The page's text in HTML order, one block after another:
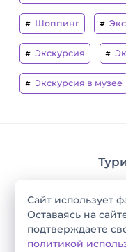
Шоппинг
Экскурсия
Экскурсия в музее
Telegram:
Сайт использует
Оставаясь на
подтверждаете
политикой